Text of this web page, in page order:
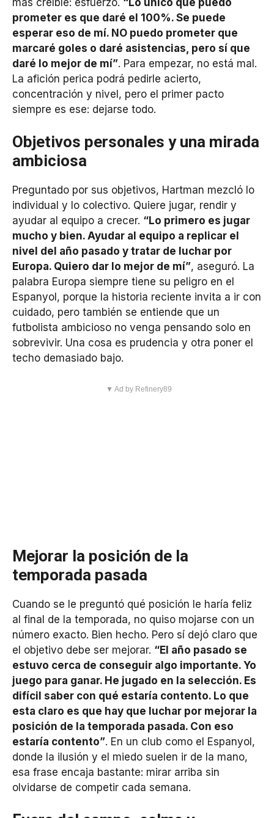
prometer es que daré el 100%. Se puede
esperar eso de mí. NO puedo prometer que
marcaré goles o daré asistencias, pero sí que
daré lo mejor de mí”. Para empezar, no está mal.
La afición perica podrá pedirle acierto,
concentración y nivel, pero el primer pacto
siempre es ese: dejarse todo.
Objetivos personales y una mirada
ambiciosa
Preguntado por sus objetivos, Hartman mezcló lo
individual y lo colectivo. Quiere jugar, rendir y
ayudar al equipo a crecer. “Lo primero es jugar
mucho y bien. Ayudar al equipo a replicar el
nivel del año pasado y tratar de luchar por
Europa. Quiero dar lo mejor de mí”, aseguró. La
palabra Europa siempre tiene su peligro en el
Espanyol, porque la historia reciente invita a ir con
cuidado, pero también se entiende que un
futbolista ambicioso no venga pensando solo en
sobrevivir. Una cosa es prudencia y otra poner el
techo demasiado bajo.
▼ Ad by Refinery89
Mejorar la posición de la
temporada pasada
Cuando se le preguntó qué posición le haría feliz
al final de la temporada, no quiso mojarse con un
número exacto. Bien hecho. Pero sí dejó claro que
el objetivo debe ser mejorar. “El año pasado se
estuvo cerca de conseguir algo importante. Yo
juego para ganar. He jugado en la selección. Es
difícil saber con qué estaría contento. Lo que
esta claro es que hay que luchar por mejorar la
posición de la temporada pasada. Con eso
estaría contento”. En un club como el Espanyol,
donde la ilusión y el miedo suelen ir de la mano,
esa frase encaja bastante: mirar arriba sin
olvidarse de competir cada semana.